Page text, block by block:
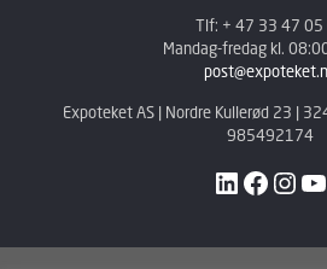
Tlf: + 47 33 47 05
Mandag-fredag kl.
Expoteket AS | Nordre Kullerød 23 |
985492174
LinkedIn